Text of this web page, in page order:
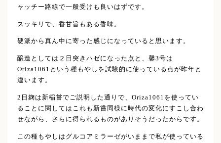
ャッチー路線で一般受けも良いはずです。
スッキリで、香甘旨もある香味。
硬派から真ん中に寄った感じになっていると思います。
醸造としては２日突きハゼになった点と、馨3号は
Oriza1061という種もやしを試験的に使っている点が昨年と
違います。
2日麹は新稲嘗でご説明した通りで、Oriza1061を使ってい
ることに関してはこれも新嘗同様に時代の変化にすこし合わ
せながら、さらに得られるものがありそうだったからです。
この種もやしはグルコアミラーゼがいままで私が使っている